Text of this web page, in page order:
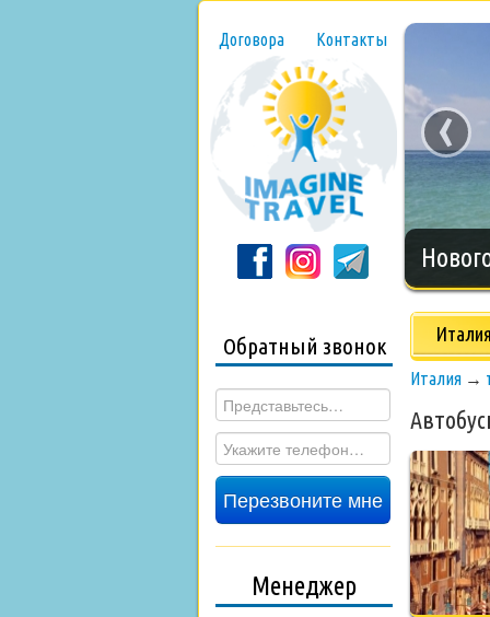
Договора Контакты
‹
Обратный звонок
Перезвоните мне
Менеджер
Италия →